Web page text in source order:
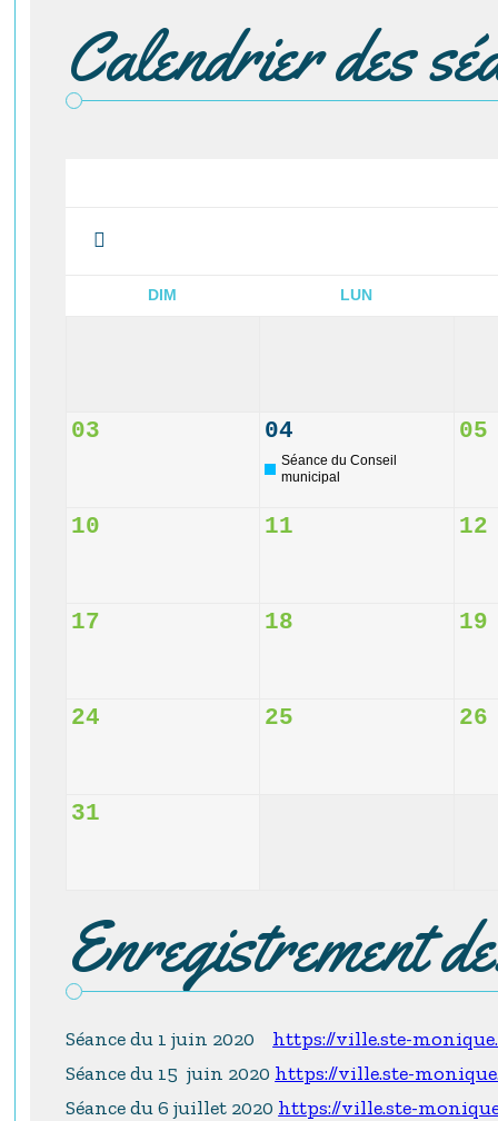
Calendrier des
DIM LUN
03 04
Séance du Conseil
municipal
05
10 11 12
17 18 19
24 25 26
31
Enregistrement
Séance du 1 juin 2020 https://ville.ste-
Séance du 15 juin 2020 https://ville.ste-
Séance du 6 juillet 2020 https://ville.ste-